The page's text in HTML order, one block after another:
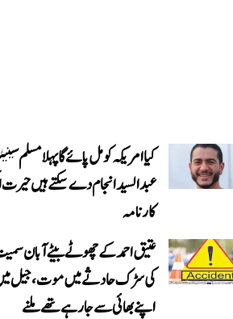
کیا امریکہ کو مل پائے گا پہلا مسلم
عبدالسید انجام دے سکتے ہیں حیرت
کارنامہ
کی سڑک حادثے میں موت، جیل
اپنے بھائی سے جا رہے تھے ملنے